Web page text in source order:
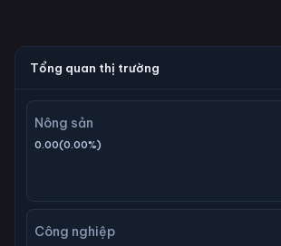
Tổng quan thị trường
Nông sản
0.00(0.00%)
Công nghiệp